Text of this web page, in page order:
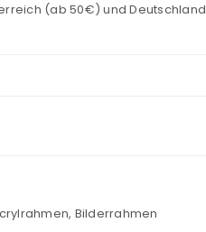
(ab 50€) und Deutschland
, Bilderrahmen